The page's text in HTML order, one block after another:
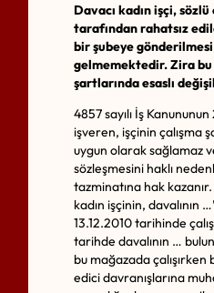
Davacı kadın işçi,
tarafından rahatsız
bir şubeye gönderilmesi
gelmemektedir. Zira
şartlarında esaslı
4857 sayılı İş
işveren, işçinin çalışma
uygun olarak sağlamaz
sözleşmesini haklı
tazminatına hak
kadın işçinin, davalının
13.12.2010 tarihinde
tarihde davalının …
bu mağazada çalışırken
edici davranışlarına